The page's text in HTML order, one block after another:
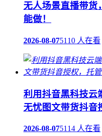
无人场景直播带货
能做！
2026-08-075110 人在看
利用抖音黑科技云
无忧图文带货抖音
2026-08-075114 人在看